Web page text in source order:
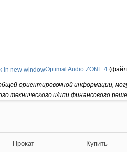
Optimal Audio ZONE 4 (файл
ориентировочной информации,
технического и/или финансового
Прокат Купить